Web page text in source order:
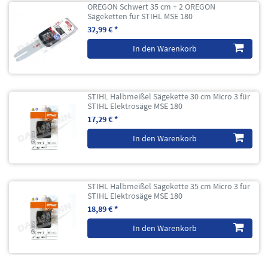
OREGON Schwert 35 cm + 2 OREGON
Sägeketten für STIHL MSE 180
32,99 € *
In den Warenkorb
STIHL Halbmeißel Sägekette 30 cm Micro 3 für
STIHL Elektrosäge MSE 180
17,29 € *
In den Warenkorb
STIHL Halbmeißel Sägekette 35 cm Micro 3 für
STIHL Elektrosäge MSE 180
18,89 € *
In den Warenkorb